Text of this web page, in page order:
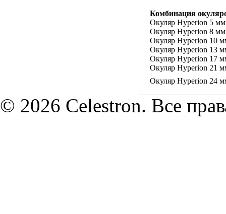
Комбинация
Окуляр Hyperion 5 мм
Окуляр Hyperion 8 мм
Окуляр Hyperion 10
Окуляр Hyperion 13
Окуляр Hyperion 17
Окуляр Hyperion 21
Окуляр Hyperion 24
© 2026 Celestron. Все